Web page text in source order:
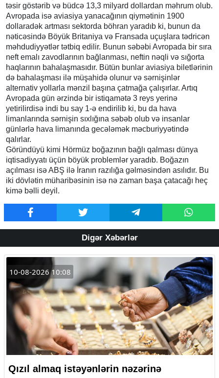
təsir göstərib və büdcə 13,3 milyard dollardan məhrum olub.
Avropada isə aviasiya yanacağının qiymətinin 1900
dollaradək artması sektorda böhran yaradıb ki, bunun da
nəticəsində Böyük Britaniya və Fransada uçuşlara tədricən
məhdudiyyətlər tətbiq edilir. Bunun səbəbi Avropada bir sıra
neft emalı zavodlarının bağlanması, neftin nəqli və sığorta
haqlarının bahalaşmasıdır. Bütün bunlar aviasiya biletlərinin
də bahalaşması ilə müşahidə olunur və sərnişinlər
alternativ yollarla mənzil başına çatmağa çalışırlar. Artıq
Avropada gün ərzində bir istiqamətə 3 reys yerinə
yetirilirdisə indi bu say 1-ə endirilib ki, bu da hava
limanlarında sərnişin sıxlığına səbəb olub və insanlar
günlərlə hava limanında gecələmək məcburiyyətində
qalırlar.
Göründüyü kimi Hörmüz boğazının bağlı qalması dünya
iqtisadiyyatı üçün böyük problemlər yaradıb. Boğazın
açılması isə ABŞ ilə İranın razılığa gəlməsindən asılıdır. Bu
iki dövlətin müharibəsinin isə nə zaman başa çatacağı heç
kimə bəlli deyil.
Digər Xəbərlər
10-08-2026 10:08
Qızıl almaq istəyənlərin nəzərinə